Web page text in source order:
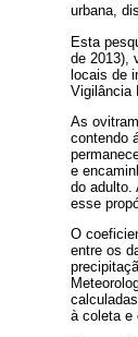
urbana,
Esta
de 2013),
locais de
Vigilância
As
contendo
e
do adulto.
esse
O
entre os
à coleta e